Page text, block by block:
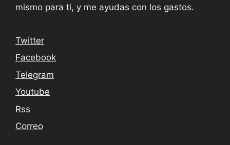
mismo para ti, y me ayudas con los gastos.
Twitter
Facebook
Telegram
Youtube
Rss
Correo